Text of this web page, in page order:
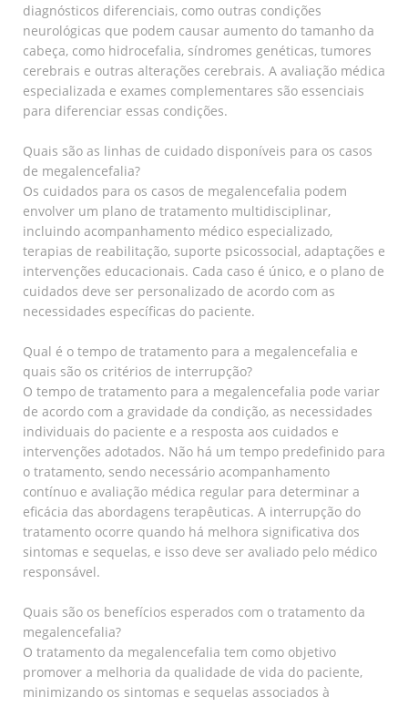
diagnósticos diferenciais, como outras condições
neurológicas que podem causar aumento do tamanho da
cabeça, como hidrocefalia, síndromes genéticas, tumores
cerebrais e outras alterações cerebrais. A avaliação médica
especializada e exames complementares são essenciais
para diferenciar essas condições.
Quais são as linhas de cuidado disponíveis para os casos
de megalencefalia?
Os cuidados para os casos de megalencefalia podem
envolver um plano de tratamento multidisciplinar,
incluindo acompanhamento médico especializado,
terapias de reabilitação, suporte psicossocial, adaptações e
intervenções educacionais. Cada caso é único, e o plano de
cuidados deve ser personalizado de acordo com as
necessidades específicas do paciente.
Qual é o tempo de tratamento para a megalencefalia e
quais são os critérios de interrupção?
O tempo de tratamento para a megalencefalia pode variar
de acordo com a gravidade da condição, as necessidades
individuais do paciente e a resposta aos cuidados e
intervenções adotados. Não há um tempo predefinido para
o tratamento, sendo necessário acompanhamento
contínuo e avaliação médica regular para determinar a
eficácia das abordagens terapêuticas. A interrupção do
tratamento ocorre quando há melhora significativa dos
sintomas e sequelas, e isso deve ser avaliado pelo médico
responsável.
Quais são os benefícios esperados com o tratamento da
megalencefalia?
O tratamento da megalencefalia tem como objetivo
promover a melhoria da qualidade de vida do paciente,
minimizando os sintomas e sequelas associados à